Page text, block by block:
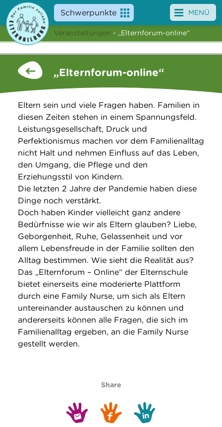
Schwerpunkte
Angebote
Veranstaltungen
Service
Über uns
Suche
MENÜ
Veranstaltungen - „Elternforum-online“
„Elternforum-online“
Eltern sein und viele Fragen haben. Familien in
diesen Zeiten stehen in einem Spannungsfeld.
Leistungsgesellschaft, Druck und
Perfektionismus machen vor dem Familienalltag
nicht Halt und nehmen Einfluss auf das Leben,
den Umgang, die Pflege und den
Erziehungsstil von Kindern.
Die letzten 2 Jahre der Pandemie haben diese
Dinge noch verstärkt.
Doch haben Kinder vielleicht ganz andere
Bedürfnisse wie wir als Eltern glauben? Liebe,
Geborgenheit, Ruhe, Gelassenheit und vor
allem Lebensfreude in der Familie sollten den
Alltag bestimmen. Wie sieht die Realität aus?
Das „Elternforum – Online“ der Elternschule
bietet einerseits eine moderierte Plattform
durch eine Family Nurse, um sich als Eltern
untereinander austauschen zu können und
andererseits können alle Fragen, die sich im
Familienalltag ergeben, an die Family Nurse
gestellt werden.
Share